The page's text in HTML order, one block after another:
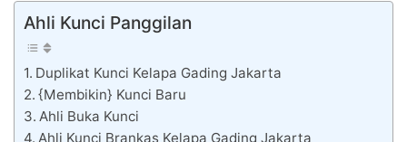
Ahli Kunci Panggilan
Duplikat Kunci Kelapa Gading Jakarta
{Membikin} Kunci Baru
Ahli Buka Kunci
Ahli Kunci Brankas Kelapa Gading Jakarta